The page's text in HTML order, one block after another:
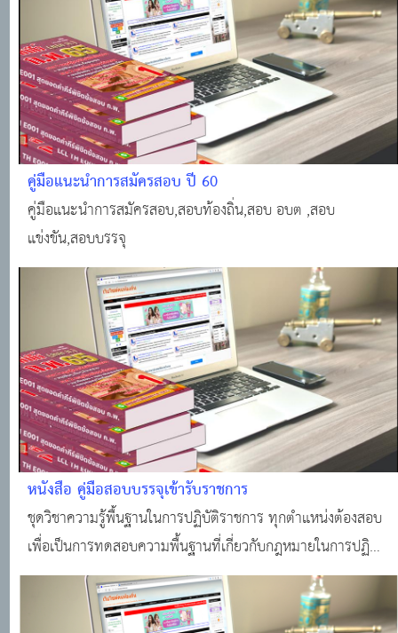
คู่มือแนะนำการสมัครสอบ ปี 60
คู่มือแนะนำการสมัครสอบ,สอบท้องถิ่น,สอบ อบต ,สอบ
แข่งขัน,สอบบรรจุ
หนังสือ คู่มือสอบบรรจุเข้ารับราชการ
ชุดวิชาความรู้พื้นฐานในการปฏิบัติราชการ ทุกตำแหน่งต้องสอบ
เพื่อเป็นการทดสอบความพื้นฐานที่เกี่ยวกับกฎหมายในการปฏิบัติ
ราชการ